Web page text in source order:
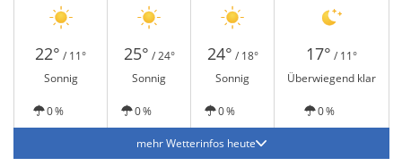
22° / 11° 25° / 24° 24° / 18° 17° / 11°
Sonnig
Sonnig Sonnig Überwiegend klar
0 % 0 % 0 % 0 %
mehr Wetterinfos heute